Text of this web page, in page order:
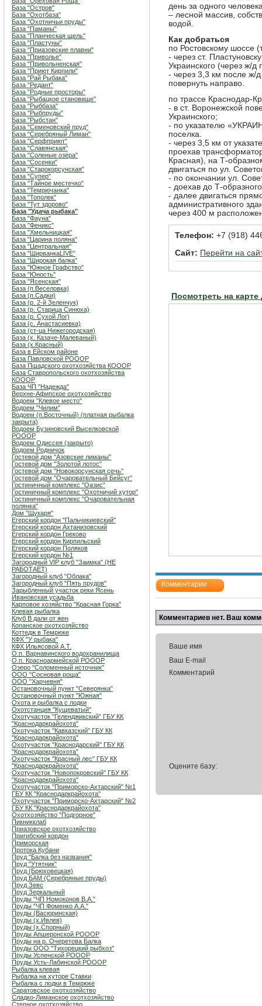
База "Остров"
База "Охотбаза"
База "Охотничьи пруды"
База "Паманы"
База "Планческая щель"
База "Пластуны"
База "Приазовские плавни"
База "Приволье"
База "Привольненская"
База "Приют Кирпили"
База "Рай Рыбака"
База "Редант"
База "Родные просторы"
База "Рыбацкое становище"
База "Рыббаза"
База "Рыбпруды"
База "Рыбстан"
База "Семеновский пруд"
База "Серебряный Лиман"
База "Серфприют"
База "Славянская"
База "Соленые озёра"
База "Сосенки"
База "Старокорсунская"
База "Супер"
База "Тайное местечко"
База "Темрючанка"
База "Тополек"
База "Тут здорово"
База "Удача рыбака"
База "Фауна"
База "Феникс"
База "Хмельницкая"
База "Царина поляна"
База "Центральная"
База "ШирванкаLIVE"
База "Широкая балка"
База "Южное Графство"
База "Юность"
База "Ясенская"
База (п.Веселовка)
База (п.Садки)
База (р. 2-й Зеленчук)
База (р. Старица Синюха)
База (р. Сухой Лог)
База (с. Анастасиевка)
База (ст-ца Нижегородская)
База (х. Казаче-Малеваный)
База (х.Красный)
База в Ейском районе
База Павловской РОООР
База Пшадского охотхозяйства КОООР
База Ставропольского охотхозяйства
КОООР
База ЧП "Надежда"
Верхне-Афипское охотхозяйство
Водоем "Клевое место"
Водоем "Чилим"
Водоем (п.Восточный) (платная рыбалка
закрыта)
Водоем Бузиновский Выселковской
РОООР
Водоем Одиссея (закрыто)
Водоем Родничок
Гостевой дом "Азовские лиманы"
Гостевой дом "Золотой лотос"
Гостевой дом "Новокорсунская сечь"
Гостевой дом "Очаровательный Бейсуг"
Гостиничный комплекс "Оазис"
Гостиничный комплекс "Охотничий хутор"
Гостиничный комплекс "Очаровательная
полянка"
Дом "Щукаря"
Егерский кордон "Пальчикиевский"
Егерский кордон Ахтанизовский
Егерский кордон Греково
Егерский кордон Кирпильский
Егерский кордон Поляков
Егерский кордон №1
Загородный VIP клуб "Заимка" (НЕ
РАБОТАЕТ)
Загородный клуб "Облака"
Загородный клуб "Пять прудов"
Зарыбленный участок реки Ясень
Ивановская усадьба
Карповое хозяйство "Красная Горка"
Клевая рыбалка
Клуб В дали от жен
Копанское охотхозяйство
Коттедж в Темрюке
КФХ "У рыбака"
КФХ Ильясовой А.Т.
О.п. Варнавинского водохранилища
О.п. Красноармейской РОООР
Озеро "Соломенный источник"
ООО "Сосновая роща"
ООО "Харчевня"
Остановочный пункт "Северянка"
Остановочный пункт "Южная"
Охота и рыбалка с лодки
Охотстанция "Кущеватый"
Охотучасток "Геленджикский" ГБУ КК
"Краснодаркрайохота"
Охотучасток "Кавказский" ГБУ КК
"Краснодаркрайохота"
Охотучасток "Краснодарский" ГБУ КК
"Краснодаркрайохота"
Охотучасток "Красный лес" ГБУ КК
"Краснодаркрайохота"
Охотучасток "Новопокровский" ГБУ КК
"Краснодаркрайохота"
Охотучасток "Приморско-Ахтарский" №1
ГБУ КК "Краснодаркрайохота"
Охотучасток "Приморско-Ахтарский" №2
ГБУ КК "Краснодаркрайохота"
Охотхозяйство "Подгорное"
Пикникклаб
Приазовское охотхозяйство
Пригибский кордон
Приморская
Протока Кубани
Пруд "Балка без названия"
Пруд "Утятник"
Пруд (Брюховецкая)
Пруд БАМ (Серебряные пруды)
Пруд Зевс
Пруд Зеркальный
Пруды "ЧП Номоконов В.А."
Пруды "ЧП Фоменко А.А."
Пруды (Васюринская)
Пруды (х.Ивлев)
Пруды (х.Спорный)
Пруды Апшеронской РОООР
Пруды на р. Очеретова Балка
Пруды ООО "Тихорецкий рыбхоз"
Пруды Успенской РОООР
Пруды Усть-Лабинской РОООР
Рыбалка клевая
Рыбалка на хуторе Ставки
Рыбалка с лодки в Темрюке
Саратовское охотхозяйство
Сладко-Лиманское охотхозяйство
Степное охотхозяйство
день за одного
– лесной массив,
водой.
Как добраться
по Ростовскому шоссе
- через ст.
Украинского (через ж/д
- через 3,3 км после ж/
повернуть направо.
по трассе Краснодар-
- в ст. Воронежской
Украинского;
- по указателю
поселка.
- через 3,5 км от
проехав
Красная), на Т-
двигаться по ул.
- по окончании ул.
- доехав до Т-
- далее двигаться
административного
через 400 м
Телефон: +7 (918)
Сайт: Перейти на
Посмотреть на
Комментарии
Комментариев нет. Ваш
Ваше имя
Ваш E-mail
Комментарий
Оцените базу: